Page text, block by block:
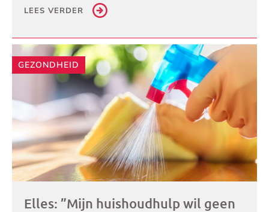
LEES VERDER
GEZONDHEID
Elles: ”Mijn huishoudhulp wil geen